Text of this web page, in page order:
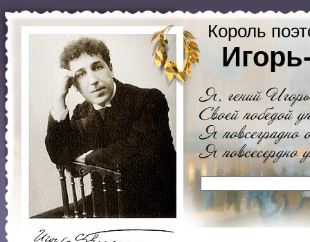
Король